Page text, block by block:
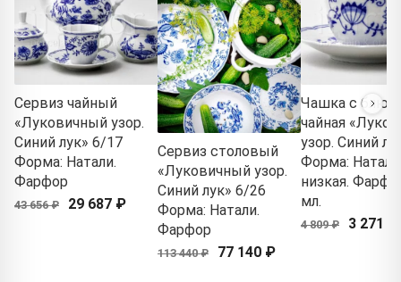
Сервиз чайный
«Луковичный узор.
Синий лук» 6/17
Форма: Натали.
Фарфор
43 656 ₽ 29 687 ₽
Сервиз столовый
«Луковичный узор.
Синий лук» 6/26
Форма: Натали.
Фарфор
113 440 ₽ 77 140 ₽
Чашка с
чайная
узор. Синий
Форма: Натали
низкая.
мл.
4 809 ₽ 3 271 ₽